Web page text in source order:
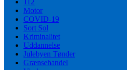
Motor
COVID-19
Sort Sol
Kriminalitet
Uddannelse
Julebyen Tønder
Grænsehandel